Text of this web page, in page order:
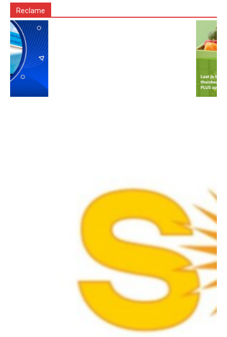
Reclame